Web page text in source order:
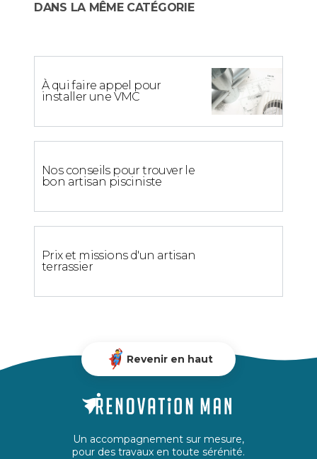
DANS LA MÊME CATÉGORIE
À qui faire appel pour
installer une VMC
Nos conseils pour trouver le
bon artisan pisciniste
Prix et missions d'un artisan
terrassier
Revenir en haut
Un accompagnement sur mesure,
pour des travaux en toute sérénité.